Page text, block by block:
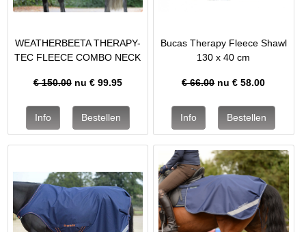
WEATHERBEETA THERAPY-
TEC FLEECE COMBO NECK
€ 150.00nu € 99.95
Bucas Therapy Fleece Shawl
130 x 40 cm
€ 66.00nu €58.00